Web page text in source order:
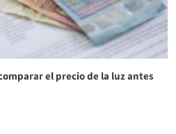
el precio de la luz antes